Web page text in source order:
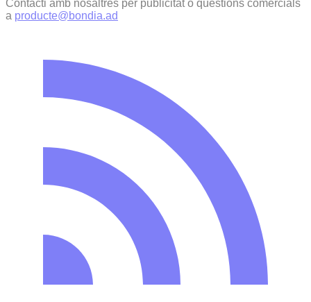
Contacti amb nosaltres per publicitat o qüestions comercials
a producte@bondia.ad